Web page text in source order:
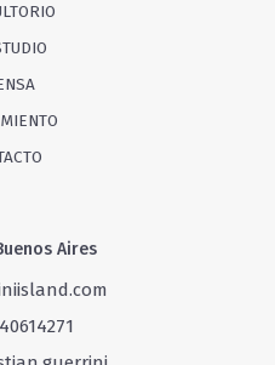
Aires